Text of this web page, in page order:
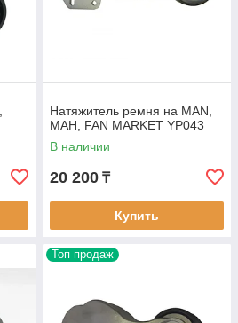
Натяжитель ремня на MAN,
МАН, FAN MARKET YP043
В наличии
20 200 ₸
Купить
Топ продаж